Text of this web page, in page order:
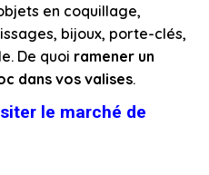
en coquillage,
bijoux, porte-clés,
De quoi ramener un
dans vos valises.
le marché de